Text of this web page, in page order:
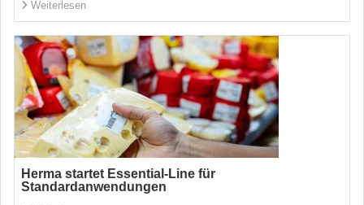
Weiterlesen
Herma startet Essential-Line für
Standardanwendungen